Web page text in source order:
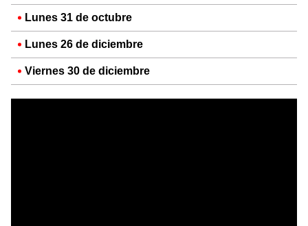
Lunes 31 de octubre
Lunes 26 de diciembre
Viernes 30 de diciembre